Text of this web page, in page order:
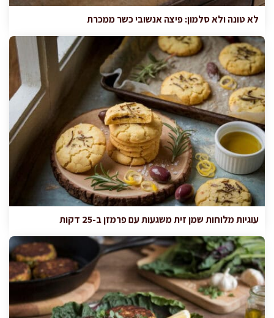
לא טונה ולא סלמון: פיצה אנשובי כשר ממכרת
עוגיות מלוחות שמן זית משגעות עם פרמזן ב-25 דקות